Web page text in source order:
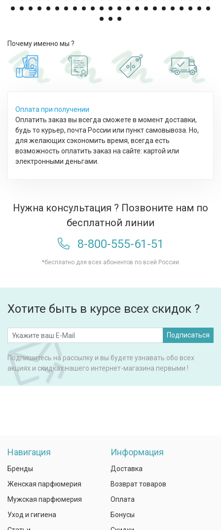
Почему именно мы ?
Оплата при получении
Оплатить заказ вы всегда сможете в момент доставки,
будь то курьер, почта России или пункт самовывоза. Но,
для желающих сэкономить время, всегда есть
возможность оплатить заказ на сайте: картой или
электронными деньгами.
Нужна консультация ? Позвоните нам по
бесплатной линии
8-800-555-61-51
*бесплатно для всех абонентов по всей России
Хотите быть в курсе всех скидок ?
Подписаться
Подпишитесь на рассылку и вы будете узнавать обо всех
акциях и скидках нашего интернет-магазина первыми !
Навигация
Бренды
Женская парфюмерия
Мужская парфюмерия
Уход и гигиена
Информация
Доставка
Возврат товаров
Оплата
Бонусы